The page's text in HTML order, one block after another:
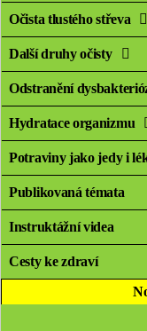
Očista tlustého střeva
Další druhy očisty
Odstranění
Hydratace organizmu
Potraviny jako jedy i
Publikovaná témata
Instruktážní videa
Cesty ke zdraví